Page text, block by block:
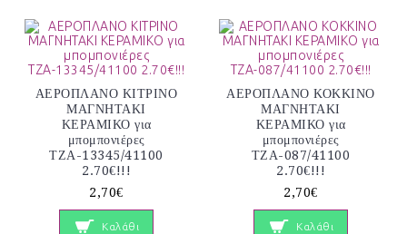
ΑΕΡΟΠΛΑΝΟ ΚΙΤΡΙΝΟ
ΜΑΓΝΗΤΑΚΙ
ΚΕΡΑΜΙΚΟ για
μπομπονιέρες
ΤΖΑ-13345/41100
2.70€!!!
2,70€
Καλάθι
ΑΕΡΟΠΛΑΝΟ ΚΟΚΚΙΝΟ
ΜΑΓΝΗΤΑΚΙ
ΚΕΡΑΜΙΚΟ για
μπομπονιέρες
ΤΖΑ-087/41100
2.70€!!!
2,70€
Καλάθι